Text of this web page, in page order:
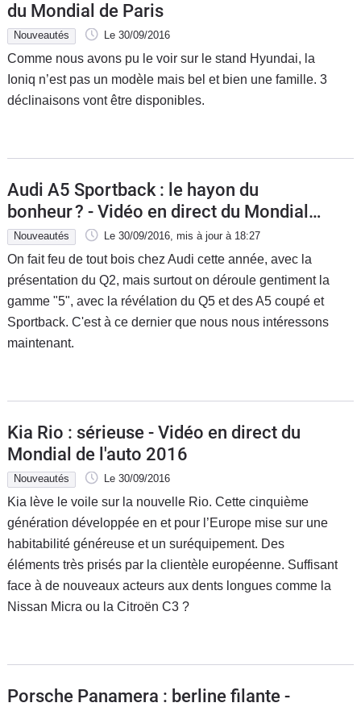
du Mondial de Paris
Nouveautés Le 30/09/2016
Comme nous avons pu le voir sur le stand Hyundai, la
Ioniq n’est pas un modèle mais bel et bien une famille. 3
déclinaisons vont être disponibles.
Audi A5 Sportback : le hayon du
bonheur ? - Vidéo en direct du Mondial
de l'auto 2016
Nouveautés Le 30/09/2016, mis à jour à 18:27
On fait feu de tout bois chez Audi cette année, avec la
présentation du Q2, mais surtout on déroule gentiment la
gamme "5", avec la révélation du Q5 et des A5 coupé et
Sportback. C'est à ce dernier que nous nous intéressons
maintenant.
Kia Rio : sérieuse - Vidéo en direct du
Mondial de l'auto 2016
Nouveautés Le 30/09/2016
Kia lève le voile sur la nouvelle Rio. Cette cinquième
génération développée en et pour l’Europe mise sur une
habitabilité généreuse et un suréquipement. Des
éléments très prisés par la clientèle européenne. Suffisant
face à de nouveaux acteurs aux dents longues comme la
Nissan Micra ou la Citroën C3 ?
Porsche Panamera : berline filante -